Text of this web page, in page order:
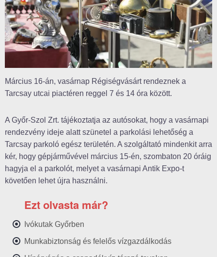
Március 16-án, vasárnap Régiségvásárt rendeznek a
Tarcsay utcai piactéren reggel 7 és 14 óra között.
A Győr-Szol Zrt. tájékoztatja az autósokat, hogy a vasárnapi
rendezvény ideje alatt szünetel a parkolási lehetőség a
Tarcsay parkoló egész területén. A szolgáltató mindenkit arra
kér, hogy gépjárművével március 15-én, szombaton 20 óráig
hagyja el a parkolót, melyet a vasárnapi Antik Expo-t
követően lehet újra használni.
Ezt olvasta már?
Ivókutak Győrben
Munkabiztonság és felelős vízgazdálkodás